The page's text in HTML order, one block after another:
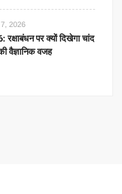
2026
पर क्यों दिखेगा चांद
वैज्ञानिक वजह